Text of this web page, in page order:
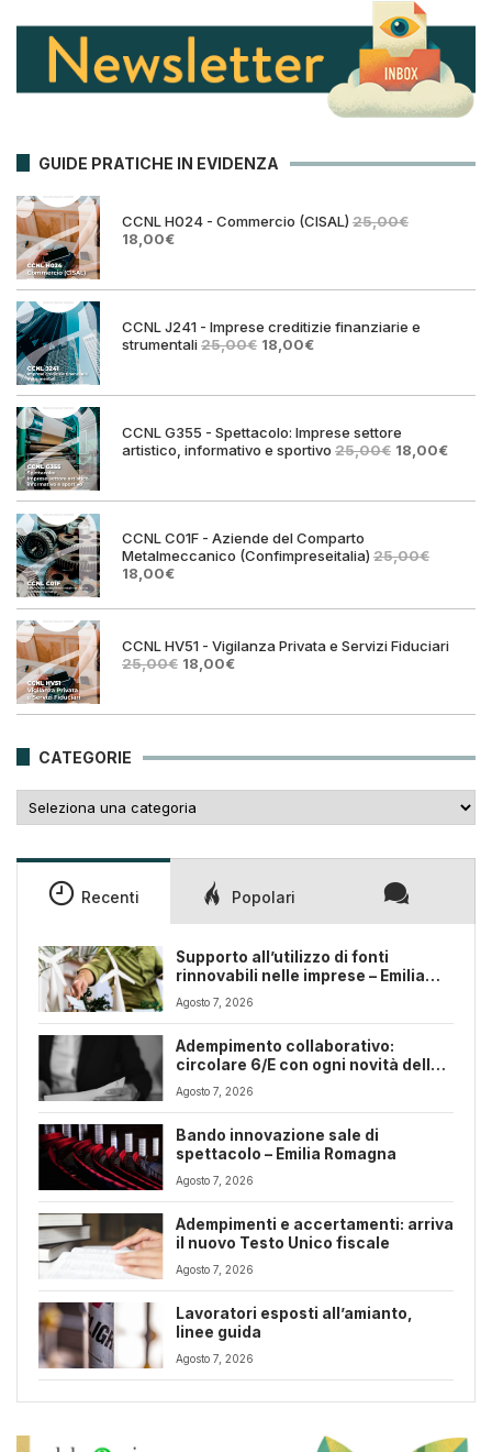
GUIDE PRATICHE IN EVIDENZA
CCNL H024 - Commercio (CISAL) 25,00€
Il
era:
18,00€Il
è:
CCNL J241 - Imprese creditizie finanziarie e
strumentali25,00€ Il
era:
18,00€Il
è:
CCNL G355 - Spettacolo: Imprese settore
artistico, informativo e sportivo 25,00€ Il
era:
18,00€Il
è:
CCNL C01F - Aziende del Comparto
Metalmeccanico (Confimpreseitalia) 25,00€
Il
originale
25,00€.
18,00€Il
attuale
18,00€.
CCNL HV51 - Vigilanza Privata e Servizi Fiduciari
25,00€ Il
era:
18,00€Il
è:
CATEGORIE
Recenti Popolari
Supporto all’utilizzo di fonti
rinnovabili nelle imprese – Emilia
Romagna
Agosto 7, 2026
Adempimento collaborativo:
circolare 6/E con ogni novità della
riforma fiscale
Agosto 7, 2026
Bando innovazione sale di
spettacolo – Emilia Romagna
Agosto 7, 2026
Adempimenti e accertamenti: arriva
il nuovo Testo Unico fiscale
Agosto 7, 2026
Lavoratori esposti all’amianto,
linee guida
Agosto 7, 2026